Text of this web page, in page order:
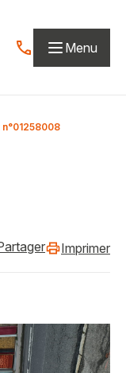
Contactez-nous
Menu
n°01258008
Imprimer